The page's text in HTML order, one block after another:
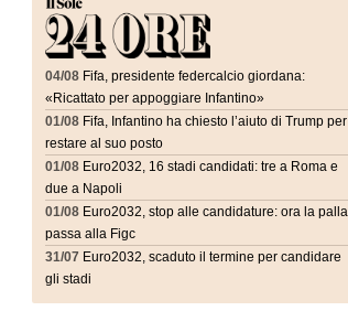
04/08 Fifa, presidente federcalcio giordana:
«Ricattato per appoggiare Infantino»
01/08 Fifa, Infantino ha chiesto l’aiuto di Trump per
restare al suo posto
01/08 Euro2032, 16 stadi candidati: tre a Roma e
due a Napoli
01/08 Euro2032, stop alle candidature: ora la palla
passa alla Figc
31/07 Euro2032, scaduto il termine per candidare
gli stadi